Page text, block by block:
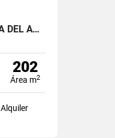
CASA EN ARRIENDO, SECTOR LOMA DEL ATRAVESADO, ENVIGADO
202
Área m2
Alquiler